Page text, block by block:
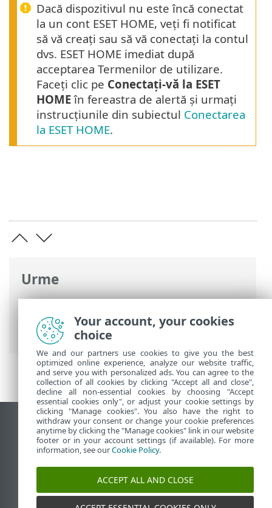
Urme
Ajutor online ESET>ESET Smart Security
Premium
>Activare produs> Acceptarea
Termenilor de utilizare
Dacă dispozitivul nu este încă conectat
la un cont ESET HOME, veți fi notificat
să vă creați sau să vă conectați la contul
dvs. ESET HOME imediat după
acceptarea Termenilor de utilizare.
Faceți clic pe Conectați-vă la ESET
HOMEîn fereastra de alertă și urmați
instrucțiunile din subiectul Conectarea
la ESET HOME.
Vizualizare site pentru desktop
End of Life
Baza de cunoștințe ESET
Forum ESET
ESET Status Portal
Asistenţă regională
Your account, your cookies
choice
We and our partners use cookies to give you the best
optimized online experience, analyze our website traffic,
and serve you with personalized ads. You can agree to the
collection of all cookies by clicking "Accept all and close",
decline all non-essential cookies by choosing "Accept
essential cookies only", or adjust your cookie settings by
clicking "Manage cookies". You also have the right to
withdraw your consent or change your cookie preferences
anytime by clicking the "Manage cookies" link in our website
footer or in your account settings (if available). For more
information, see ourCookie Policy.
ACCEPT ALL AND CLOSE